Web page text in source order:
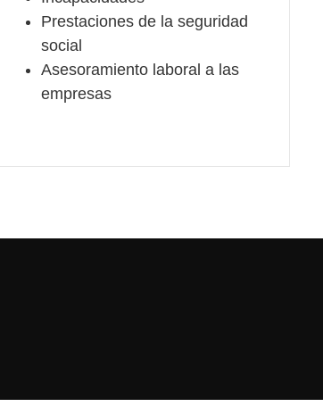
Prestaciones de la seguridad
social
Asesoramiento laboral a las
empresas